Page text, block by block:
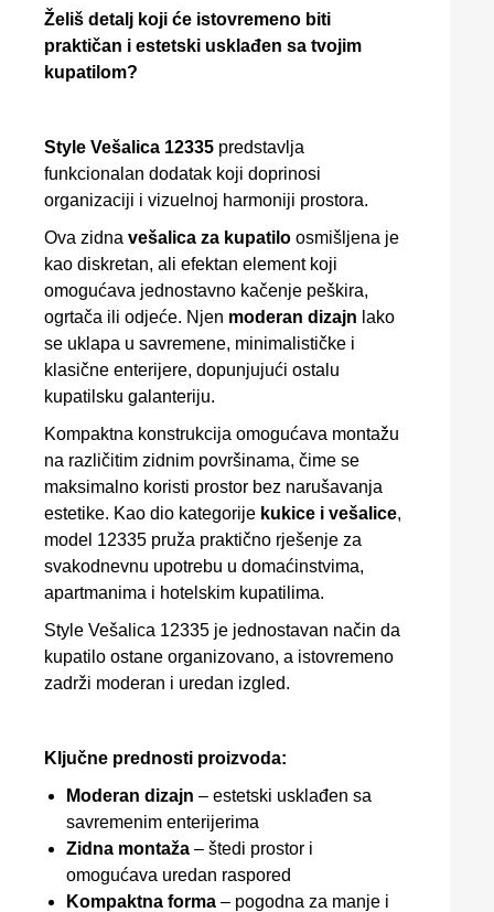
Želiš detalj koji će istovremeno biti
praktičan i estetski usklađen sa tvojim
kupatilom?
Style Vešalica 12335 predstavlja
funkcionalan dodatak koji doprinosi
organizaciji i vizuelnoj harmoniji prostora.
Ova zidna vešalica za kupatilo osmišljena je
kao diskretan, ali efektan element koji
omogućava jednostavno kačenje peškira,
ogrtača ili odjeće. Njen moderan dizajn lako
se uklapa u savremene, minimalističke i
klasične enterijere, dopunjujući ostalu
kupatilsku galanteriju.
Kompaktna konstrukcija omogućava montažu
na različitim zidnim površinama, čime se
maksimalno koristi prostor bez narušavanja
estetike. Kao dio kategorije kukice i vešalice,
model 12335 pruža praktično rješenje za
svakodnevnu upotrebu u domaćinstvima,
apartmanima i hotelskim kupatilima.
Style Vešalica 12335 je jednostavan način da
kupatilo ostane organizovano, a istovremeno
zadrži moderan i uredan izgled.
Ključne prednosti proizvoda:
Moderan dizajn – estetski usklađen sa
savremenim enterijerima
Zidna montaža – štedi prostor i
omogućava uredan raspored
Kompaktna forma – pogodna za manje i